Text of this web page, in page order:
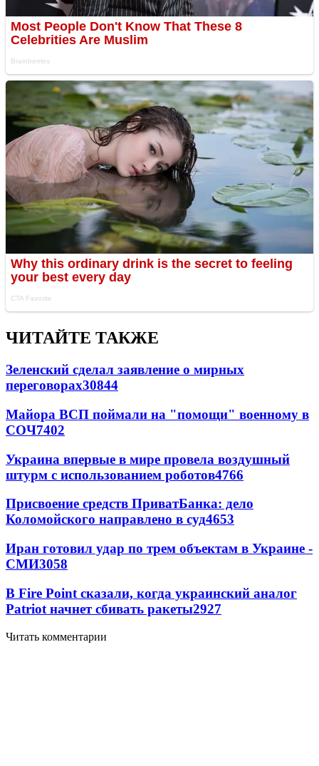
ЧИТАЙТЕ ТАКЖЕ
Зеленский сделал заявление о мирных
переговорах30844
Майора ВСП поймали на "помощи" военному в
СОЧ7402
Украина впервые в мире провела воздушный
штурм с использованием роботов4766
Присвоение средств ПриватБанка: дело
Коломойского направлено в суд4653
Иран готовил удар по трем объектам в Украине -
СМИ3058
В Fire Point сказали, когда украинский аналог
Patriot начнет сбивать ракеты2927
Читать комментарии